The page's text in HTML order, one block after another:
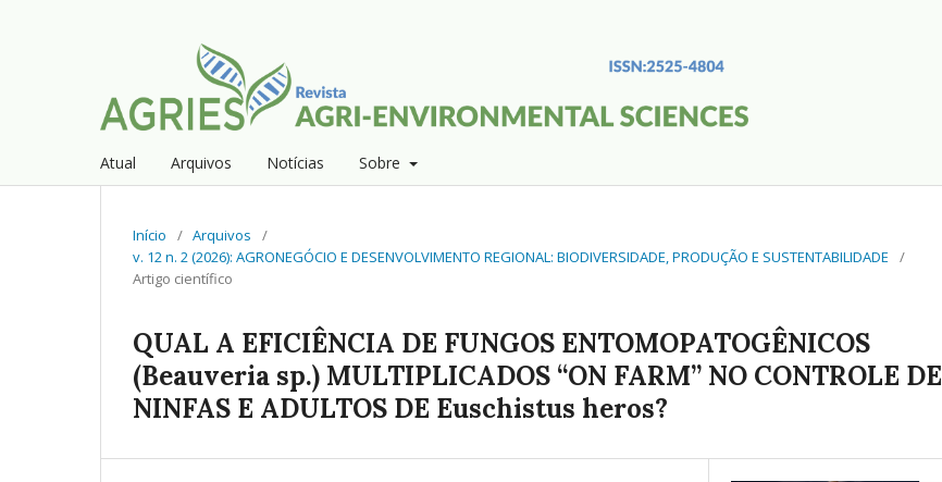
Atual Arquivos Notícias Sobre
Início / Arquivos
/
v. 12 n. 2 (2026): AGRONEGÓCIO E DESENVOLVIMENTO REGIONAL: BIODIVERSIDADE, PRODUÇÃO E SUSTENTABILIDADE
/
Artigo científico
QUAL A EFICIÊNCIA DE FUNGOS ENTOMOPATOGÊNICOS
(Beauveria sp.) MULTIPLICADOS “ON FARM” NO CONTROLE DE
NINFAS E ADULTOS DE Euschistus heros?